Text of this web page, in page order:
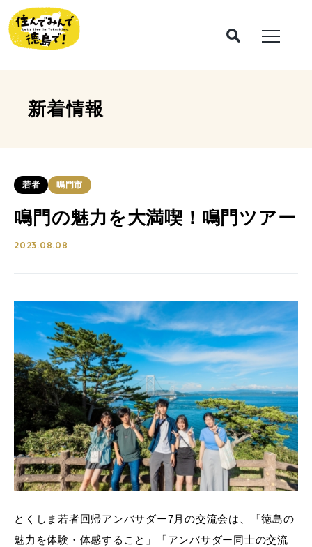
新着情報
若者 鳴門市
鳴門の魅力を大満喫！鳴門ツアー
2023.08.08
とくしま若者回帰アンバサダー7月の交流会は、「徳島の
魅力を体験・体感すること」「アンバサダー同士の交流